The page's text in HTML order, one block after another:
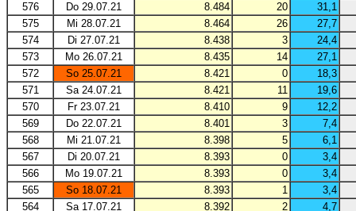
576
Do 29.07.21 8.484 20
31,1
575
Mi 28.07.21 8.464 26
27,7
574
Di 27.07.21 8.438 3
24,4
573
Mo 26.07.21 8.435 14
27,1
572
So 25.07.21 8.421 0
18,3
571
Sa 24.07.21 8.421 11
19,6
570
Fr 23.07.21 8.410 9
12,2
569
Do 22.07.21 8.401 3
7,4
568
Mi 21.07.21 8.398 5
6,1
567
Di 20.07.21 8.393 0
3,4
566
Mo 19.07.21 8.393 0
3,4
565
So 18.07.21 8.393 1
3,4
564
Sa 17.07.21 8.392 2
4,7